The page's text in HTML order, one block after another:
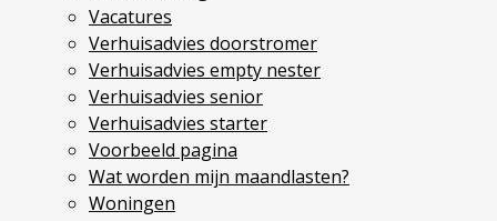
Vacatures
Verhuisadvies doorstromer
Verhuisadvies empty nester
Verhuisadvies senior
Verhuisadvies starter
Voorbeeld pagina
Wat worden mijn maandlasten?
Woningen